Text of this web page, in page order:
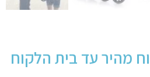
מהיר עד בית הלקוח